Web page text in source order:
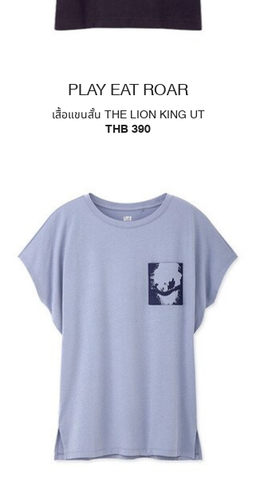
PLAY EAT ROAR
เสื้อแขนสั้น THE LION KING UT
THB 390